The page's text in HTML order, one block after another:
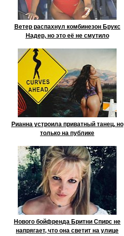
Ветер распахнул комбинезон Брукс
Надер, но это её не смутило
Рианна устроила приватный танец, но
только на публике
Нового бойфренда Бритни Спирс не
напрягает, что она светит на улице